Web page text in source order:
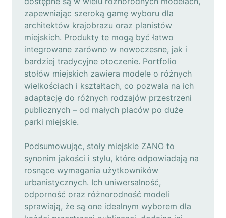
zapewniając szeroką gamę wyboru dla
architektów krajobrazu oraz planistów
miejskich. Produkty te mogą być łatwo
integrowane zarówno w nowoczesne, jak i
bardziej tradycyjne otoczenie. Portfolio
stołów miejskich zawiera modele o różnych
wielkościach i kształtach, co pozwala na ich
adaptację do różnych rodzajów przestrzeni
publicznych – od małych placów po duże
parki miejskie.
Podsumowując, stoły miejskie ZANO to
synonim jakości i stylu, które odpowiadają na
rosnące wymagania użytkowników
urbanistycznych. Ich uniwersalność,
odporność oraz różnorodność modeli
sprawiają, że są one idealnym wyborem dla